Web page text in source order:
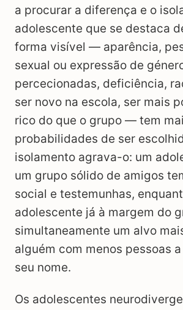
a procurar a diferença e o
adolescente que se destaca
forma visível — aparência,
sexual ou expressão de
percecionadas, deficiência,
ser novo na escola, ser mais
rico do que o grupo — tem
probabilidades de ser
isolamento agrava-o: um
um grupo sólido de amigos
social e testemunhas,
adolescente já à margem do
simultaneamente um alvo
alguém com menos pessoas
seu nome.
Os adolescentes